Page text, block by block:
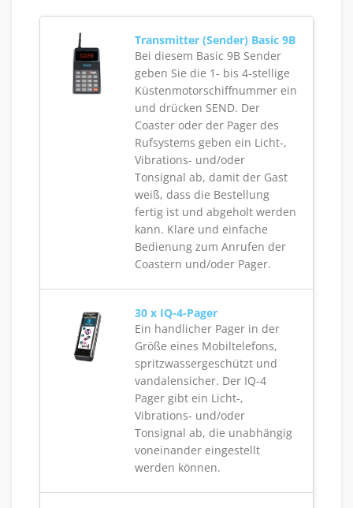
Transmitter (Sender) Basic 9B
Bei diesem Basic 9B Sender
geben Sie die 1- bis 4-stellige
Küstenmotorschiffnummer ein
und drücken SEND. Der
Coaster oder der Pager des
Rufsystems geben ein Licht-,
Vibrations- und/oder
Tonsignal ab, damit der Gast
weiß, dass die Bestellung
fertig ist und abgeholt werden
kann. Klare und einfache
Bedienung zum Anrufen der
Coastern und/oder Pager.
30 x IQ-4-Pager
Ein handlicher Pager in der
Größe eines Mobiltelefons,
spritzwassergeschützt und
vandalensicher. Der IQ-4
Pager gibt ein Licht-,
Vibrations- und/oder
Tonsignal ab, die unabhängig
voneinander eingestellt
werden können.